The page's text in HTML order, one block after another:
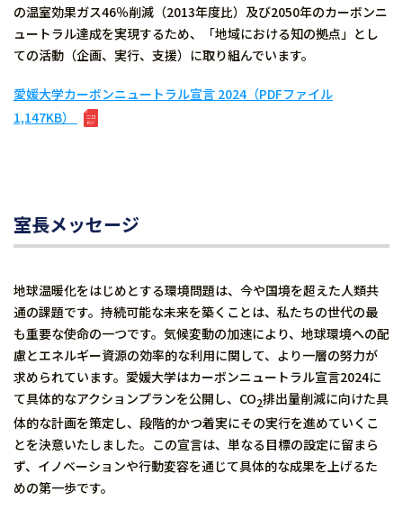
の温室効果ガス46％削減（2013年度比）及び2050年のカーボンニ
ュートラル達成を実現するため、「地域における知の拠点」とし
ての活動（企画、実行、支援）に取り組んでいます。
愛媛大学カーボンニュートラル宣言 2024（PDFファイル
1,147KB）
室長メッセージ
地球温暖化をはじめとする環境問題は、今や国境を超えた人類共
通の課題です。持続可能な未来を築くことは、私たちの世代の最
も重要な使命の一つです。気候変動の加速により、地球環境への配
慮とエネルギー資源の効率的な利用に関して、より一層の努力が
求められています。愛媛大学はカーボンニュートラル宣言2024に
て具体的なアクションプランを公開し、CO2排出量削減に向けた具
体的な計画を策定し、段階的かつ着実にその実行を進めていくこ
とを決意いたしました。この宣言は、単なる目標の設定に留まら
ず、イノベーションや行動変容を通じて具体的な成果を上げるた
めの第一歩です。